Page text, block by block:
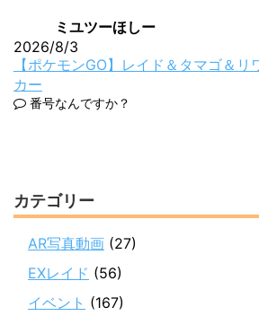
ミユツーほしー
2026/8/3
【ポケモンGO】レイド＆タマゴ＆
カー
番号なんですか？
カテゴリー
AR写真動画 (27)
EXレイド (56)
イベント (167)